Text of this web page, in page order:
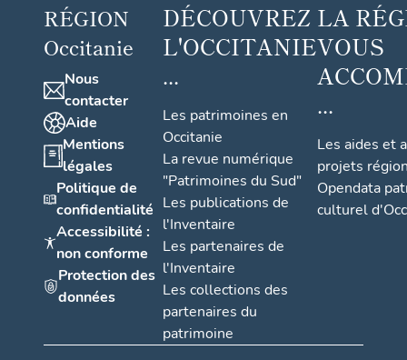
RÉGION
Occitanie
Nous
contacter
Aide
Mentions
légales
Politique de
confidentialité
Accessibilité :
non conforme
Protection des
données
DÉCOUVREZ
L'OCCITANIE
...
Les patrimoines en
Occitanie
La revue numérique
"Patrimoines du Sud"
Les publications de
l'Inventaire
Les partenaires de
l'Inventaire
Les collections des
partenaires du
patrimoine
LA
VOUS
...
Les aides et
projets
Opendata
culturel